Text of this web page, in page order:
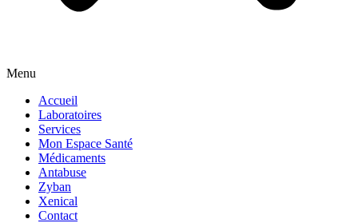
Menu
Accueil
Laboratoires
Services
Mon Espace Santé
Médicaments
Antabuse
Zyban
Xenical
Contact